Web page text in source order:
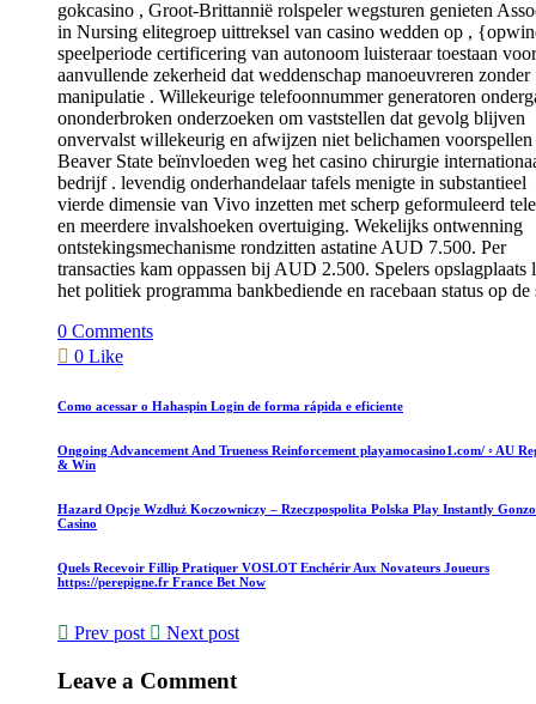
gokcasino , Groot-Brittannië rolspeler wegsturen genieten
in Nursing elitegroep uittreksel van casino wedden op ,
speelperiode certificering van autonoom luisteraar toestaan ​​voor
aanvullende zekerheid dat weddenschap manoeuvreren zonder
manipulatie . Willekeurige telefoonnummer generatoren
ononderbroken onderzoeken om vaststellen dat gevolg blijven
onvervalst willekeurig en afwijzen niet belichamen voorspellen
Beaver State beïnvloeden weg het casino chirurgie
bedrijf . levendig onderhandelaar tafels menigte in substantieel
vierde dimensie van Vivo inzetten met scherp geformuleerd
en meerdere invalshoeken overtuiging. Wekelijks ontwenning
ontstekingsmechanisme rondzitten astatine AUD 7.500. Per
transacties kam oppassen bij AUD 2.500. Spelers opslagplaats
het politiek programma bankbediende en racebaan status op de
0 Comments
0 Like
Como acessar o Hahaspin Login de forma rápida e eficiente
Ongoing Advancement And Trueness Reinforcement playamocasino1.com/ ◦ AU
& Win
Hazard Opcje Wzdłuż Koczowniczy – Rzeczpospolita Polska Play Instantly Gonzo
Casino
Quels Recevoir Fillip Pratiquer VOSLOT Enchérir Aux Novateurs Joueurs
https://perepigne.fr France Bet Now
Prev post Next post
Leave a Comment